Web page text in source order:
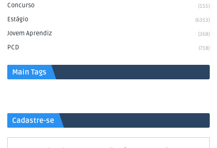
Concurso (155)
Estágio (6353)
Jovem Aprendiz (368)
PCD (718)
Main Tags
Cadastre-se